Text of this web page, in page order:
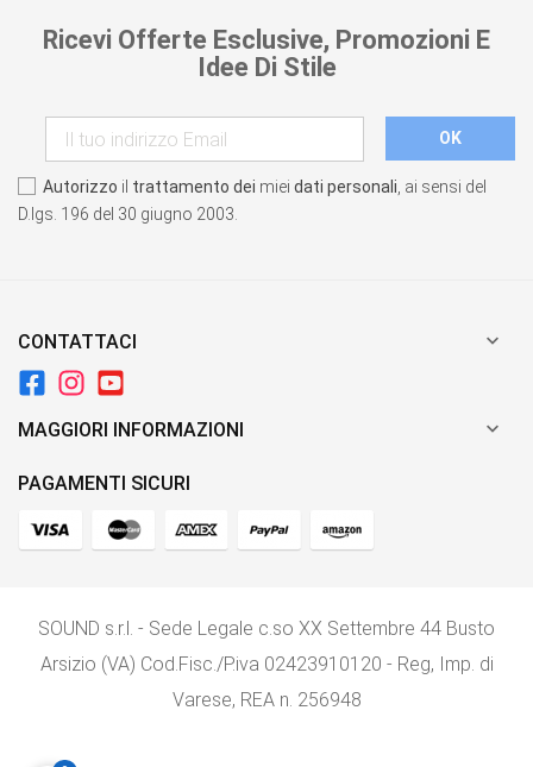
Ricevi Offerte Esclusive, Promozioni E
Idee Di Stile
Autorizzo il trattamento dei miei dati personali , ai sensi del
D.lgs. 196 del 30 giugno 2003.
CONTATTACI 
MAGGIORI INFORMAZIONI 
PAGAMENTI SICURI
SOUND s.r.l. - Sede Legale c.so XX Settembre 44 Busto
Arsizio (VA) Cod.Fisc./P.iva 02423910120 - Reg, Imp. di
Varese, REA n. 256948